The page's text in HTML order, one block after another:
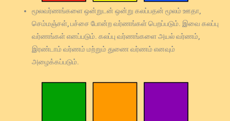
மூலவர்ணங்களை ஒன்றுடன் ஒன்று கலப்பதன் மூலம் ஊதா,
செம்மஞ்சள், பச்சை போன்ற வர்ணங்கள் பெறப்படும். இவை கலப்பு
வர்ணங்கள் எனப்படும். கலப்பு வர்ணங்களை அயல் வர்ணம்,
இரண்டாம் வர்ணம் மற்றும் துணை வர்ணம் எனவும்
அழைக்கப்படும்.